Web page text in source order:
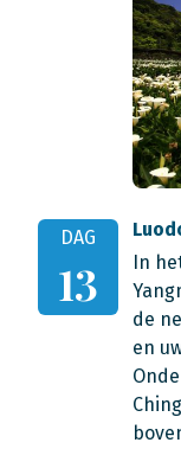
DAG
13
In
de
en